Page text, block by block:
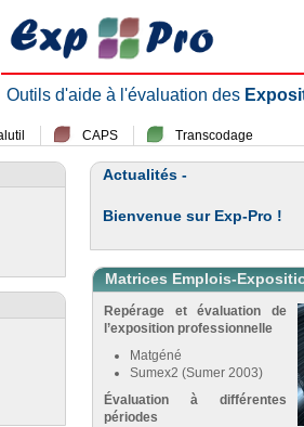
Outils d'aide à l'évaluation des
CAPS Transcodage
Actualités -
Bienvenue sur Exp-Pro !
Matrices Emplois-
Repérage et évaluation de
l’exposition professionnelle
Matgéné
Sumex2 (Sumer 2003)
Évaluation à différentes
périodes